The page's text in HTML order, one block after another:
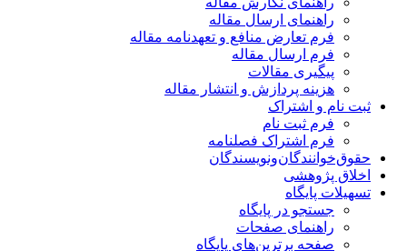
راهنمای ارسال مقاله
فرم تعارض منافع و تعهدنامه مقاله
فرم ارسال مقاله
پیگیری مقالات
هزینه پردازش و انتشار مقاله
ثبت نام و اشتراک
فرم ثبت نام
فرم اشتراک فصلنامه
حقوق‌خوانندگان‌و‌نویسندگان
اخلاق پژوهشی
تسهیلات پایگاه
جستجو در پایگاه
راهنمای صفحات
صفحه برترین‌های پایگاه